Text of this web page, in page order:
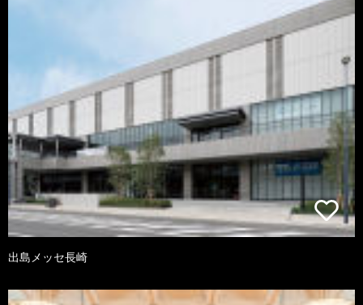
出島メッセ長崎